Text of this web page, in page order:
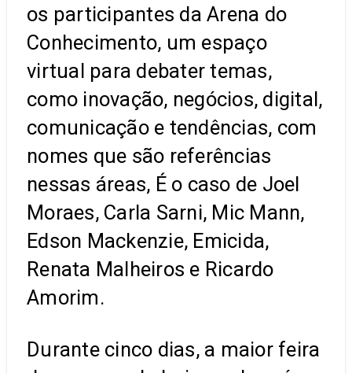
os participantes da Arena do
Conhecimento, um espaço
virtual para debater temas,
como inovação, negócios, digital,
comunicação e tendências, com
nomes que são referências
nessas áreas, É o caso de Joel
Moraes, Carla Sarni, Mic Mann,
Edson Mackenzie, Emicida,
Renata Malheiros e Ricardo
Amorim.
Durante cinco dias, a maior feira